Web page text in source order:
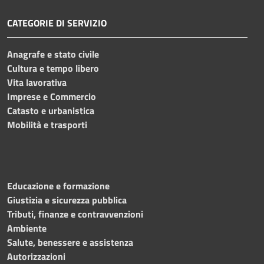
CATEGORIE DI SERVIZIO
Anagrafe e stato civile
Cultura e tempo libero
Vita lavorativa
Imprese e Commercio
Catasto e urbanistica
Mobilità e trasporti
Educazione e formazione
Giustizia e sicurezza pubblica
Tributi, finanze e contravvenzioni
Ambiente
Salute, benessere e assistenza
Autorizzazioni